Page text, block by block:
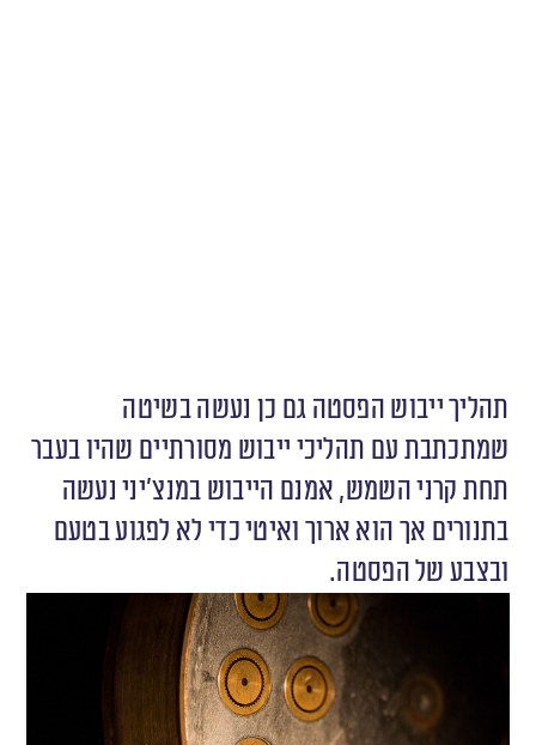
תהליך ייבוש הפסטה גם כן נעשה בשיטה
שמתכתבת עם תהליכי ייבוש מסורתיים שהיו בעבר
תחת קרני השמש, אמנם הייבוש במנצ׳יני נעשה
בתנורים אך הוא ארוך ואיטי כדי לא לפגוע בטעם
ובצבע של הפסטה.